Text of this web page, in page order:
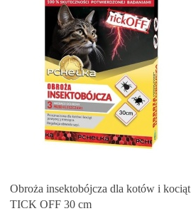
Obroża insektobójcza dla kotów i kociąt
TICK OFF 30 cm